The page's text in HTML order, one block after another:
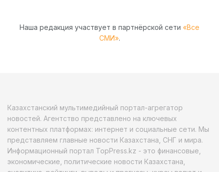
Наша редакция участвует в партнёрской сети «Все
СМИ».
Казахстанский мультимедийный портал-агрегатор
новостей. Агентство представлено на ключевых
контентных платформах: интернет и социальные сети. Мы
представляем главные новости Казахстана, СНГ и мира.
Информационный портал TopPress.kz - это финансовые,
экономические, политические новости Казахстана,